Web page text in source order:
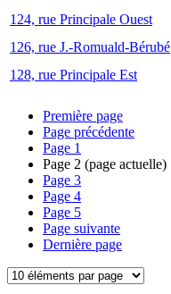
124, rue Principale Ouest
126, rue J.-Romuald-Bérubé
128, rue Principale Est
Première page
Page précédente
Page 1
Page 2 (page actuelle)
Page 3
Page 4
Page 5
Page suivante
Dernière page